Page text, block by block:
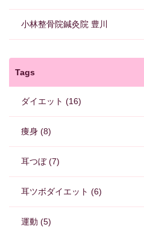
小林整骨院鍼灸院 豊川
Tags
ダイエット (16)
痩身 (8)
耳つぼ (7)
耳ツボダイエット (6)
運動 (5)